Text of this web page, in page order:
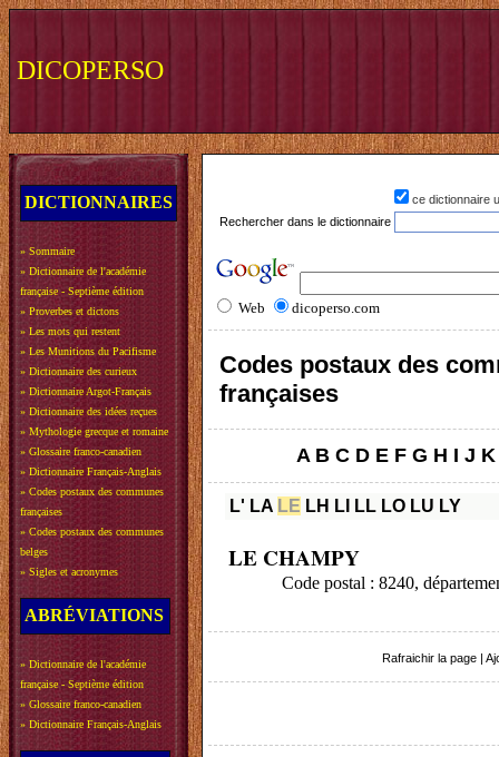
DICOPERSO
DICTIONNAIRES
» Sommaire
» Dictionnaire de l'académie
française - Septième édition
» Proverbes et dictons
» Les mots qui restent
» Les Munitions du Pacifisme
» Dictionnaire des curieux
» Dictionnaire Argot-Français
» Dictionnaire des idées reçues
» Mythologie grecque et romaine
» Glossaire franco-canadien
» Dictionnaire Français-Anglais
» Codes postaux des communes
françaises
» Codes postaux des communes
belges
» Sigles et acronymes
ABRÉVIATIONS
» Dictionnaire de l'académie
française - Septième édition
» Glossaire franco-canadien
» Dictionnaire Français-Anglais
ce dictionnaire
Rechercher dans le dictionnaire
Web dicoperso.com
Codes postaux des
françaises
A B C D E F G H I J K
L' LA LE LH LI LL LO LU LY
LE CHAMPY
Code postal : 8240,
Rafraichir la page